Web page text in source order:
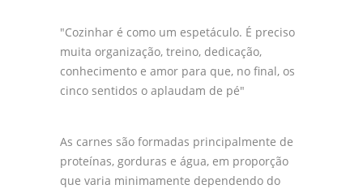
Regiões
Internacionais
Vinhos do Porto
Diabéticos
"Cozinhar é como um espetáculo. É preciso
muita organização, treino, dedicação,
conhecimento e amor para que, no final, os
cinco sentidos o aplaudam de pé"
As carnes são formadas principalmente de
proteínas, gorduras e água, em proporção
que varia minimamente dependendo do